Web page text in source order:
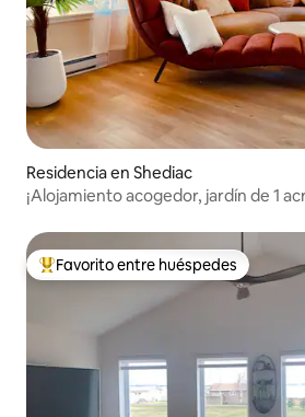
Residencia en Shediac
¡Alojamiento acogedor, jardín de 1
De los mejores en Favorito entre
Favorito entre huéspedes